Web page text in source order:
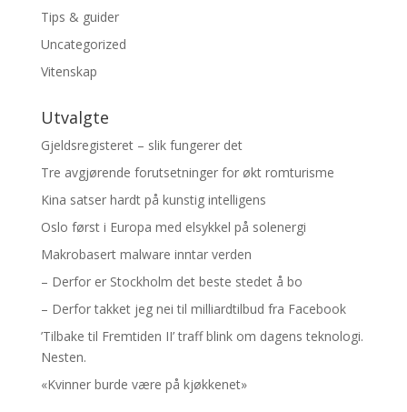
Tips & guider
Uncategorized
Vitenskap
Utvalgte
Gjeldsregisteret – slik fungerer det
Tre avgjørende forutsetninger for økt romturisme
Kina satser hardt på kunstig intelligens
Oslo først i Europa med elsykkel på solenergi
Makrobasert malware inntar verden
– Derfor er Stockholm det beste stedet å bo
– Derfor takket jeg nei til milliardtilbud fra Facebook
’Tilbake til Fremtiden II’ traff blink om dagens teknologi.
Nesten.
«Kvinner burde være på kjøkkenet»